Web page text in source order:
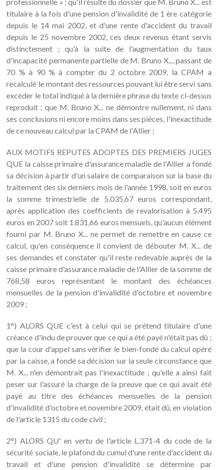
titulaire à la fois d'une pension d'invalidité de 1 ère catégorie
depuis le 14 mai 2002, et d'une rente d'accident du travail
depuis le 25 novembre 2002, ces deux revenus étant servis
distinctement ; qu'à la suite de l'augmentation du taux
d'incapacité permanente partielle de M. Bruno X..., passant de
70 % à 90 % à compter du 2 octobre 2009, la CPAM a
recalculé le montant des ressources pouvant lui être servi sans
excéder le total indiqué à la dernière phrase du texte ci-dessus
reproduit ; que M. Bruno X... ne démontre nullement, ni dans
ses conclusions ni encore moins dans ses pièces, l'inexactitude
de ce nouveau calcul par la CPAM de l'Allier ;
AUX MOTIFS REPUTES ADOPTES DES PREMIERS JUGES
QUE la caisse primaire d'assurance maladie de l'Allier a fondé
sa décision à partir d'un salaire de comparaison sur la base du
traitement des six derniers mois de l'année 1998, soit en euros
la somme trimestrielle de 5.035,67 euros correspondant,
après application des coefficients de revalorisation à 5.495
euros en 2007 soit 1.831,66 euros mensuels, qu'aucun élément
fourni par M. Bruno X... ne permet de remettre en cause ce
calcul, qu'en conséquence il convient de débouter M. X... de
ses demandes et constater qu'il reste redevable auprès de la
caisse primaire d'assurance maladie de l'Allier de la somme de
768,58 euros représentant le montant des échéances
mensuelles de la pension d'invalidité d'octobre et novembre
2009 ;
1°) ALORS QUE c'est à celui qui se prétend titulaire d'une
créance d'indu de prouver que ce qui a été payé n'était pas dû ;
que la cour d'appel sans vérifier le bien-fondé du calcul opéré
par la caisse, a fondé sa décision sur la seule circonstance que
M. X... n'en démontrait pas l'inexactitude ; qu'elle a ainsi fait
peser sur l'assuré la charge de la preuve que ce qui avait été
payé au titre des échéances mensuelles de la pension
d'invalidité d'octobre et novembre 2009, était dû, en violation
de l'article 1315 du code civil ;
2°) ALORS QU' en vertu de l'article L.371-4 du code de la
sécurité sociale, le plafond du cumul d'une rente d'accident du
travail et d'une pension d'invalidité se détermine par